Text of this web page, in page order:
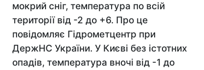
мокрий сніг, температура по всій
території від -2 до +6. Про це
повідомляє Гідрометцентр при
ДержНС України. У Києві без істотних
опадів, температура вночі від -1 до